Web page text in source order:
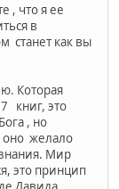
, что я ее
в
станет как вы
Которая
книг, это
, но
оно желало
Мир
это принцип